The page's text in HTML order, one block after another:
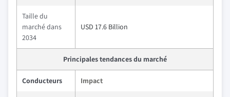
Taille du
marché dans
2034
USD 17.6 Billion
Principales tendances du marché
Conducteurs Impact